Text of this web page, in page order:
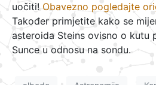
uočiti! Obavezno pogledajte
Također primjetite kako se
asteroida Steins ovisno o kutu
Sunce u odnosu na sondu.